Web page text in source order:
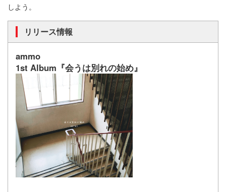
しよう。
リリース情報
ammo
1st Album『会うは別れの始め』